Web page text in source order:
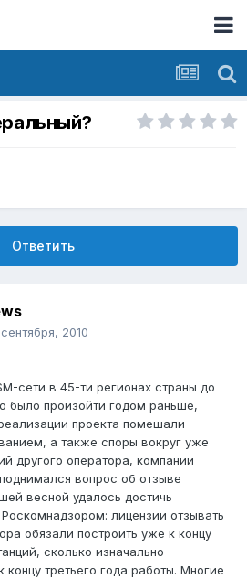
Ответить
2010
сети в 45-ти регионах страны до
было произойти годом раньше,
проекта помешали
а также споры вокруг уже
другого оператора, компании
вопрос об отзыве
весной удалось достичь
лицензии отзывать
обязали построить уже к концу
сколько изначально
концу третьего года работы. Многие